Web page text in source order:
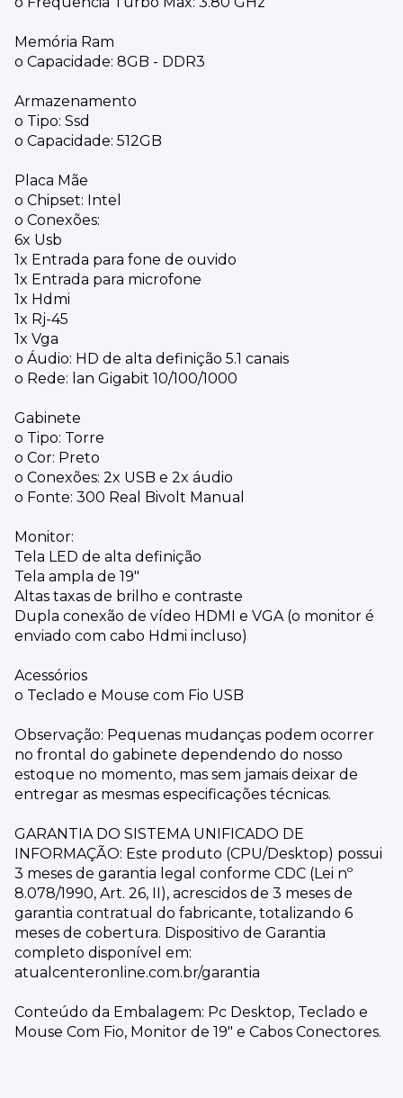
Memória Ram
o Capacidade: 8GB - DDR3
Armazenamento
o Tipo: Ssd
o Capacidade: 512GB
Placa Mãe
o Chipset: Intel
o Conexões:
6x Usb
1x Entrada para fone de ouvido
1x Entrada para microfone
1x Hdmi
1x Rj-45
1x Vga
o Áudio: HD de alta definição 5.1 canais
o Rede: lan Gigabit 10/100/1000
Gabinete
o Tipo: Torre
o Cor: Preto
o Conexões: 2x USB e 2x áudio
o Fonte: 300 Real Bivolt Manual
Monitor:
Tela LED de alta definição
Tela ampla de 19"
Altas taxas de brilho e contraste
Dupla conexão de vídeo HDMI e VGA (o monitor é
enviado com cabo Hdmi incluso)
Acessórios
o Teclado e Mouse com Fio USB
Observação: Pequenas mudanças podem ocorrer
no frontal do gabinete dependendo do nosso
estoque no momento, mas sem jamais deixar de
entregar as mesmas especificações técnicas.
GARANTIA DO SISTEMA UNIFICADO DE
INFORMAÇÃO: Este produto (CPU/Desktop) possui
3 meses de garantia legal conforme CDC (Lei nº
8.078/1990, Art. 26, II), acrescidos de 3 meses de
garantia contratual do fabricante, totalizando 6
meses de cobertura. Dispositivo de Garantia
completo disponível em:
atualcenteronline.com.br/garantia
Conteúdo da Embalagem: Pc Desktop, Teclado e
Mouse Com Fio, Monitor de 19" e Cabos Conectores.